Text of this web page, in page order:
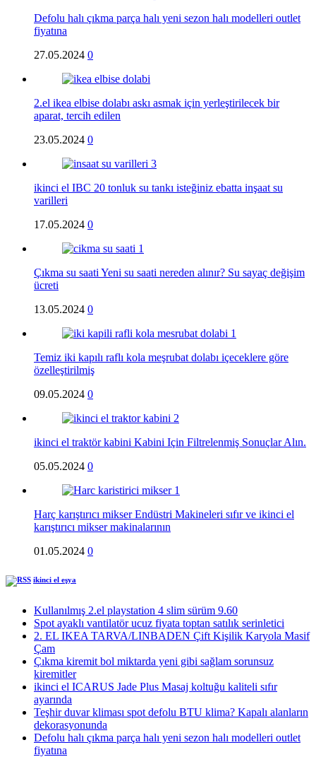
Defolu halı çıkma parça halı yeni sezon halı modelleri outlet
fiyatına
27.05.2024 0
2.el ikea elbise dolabı askı asmak için yerleştirilecek bir
aparat, tercih edilen
23.05.2024 0
ikinci el IBC 20 tonluk su tankı isteğiniz ebatta inşaat su
varilleri
17.05.2024 0
Çıkma su saati Yeni su saati nereden alınır? Su sayaç değişim
ücreti
13.05.2024 0
Temiz iki kapılı raflı kola meşrubat dolabı içeceklere göre
özelleştirilmiş
09.05.2024 0
ikinci el traktör kabini Kabini Için Filtrelenmiş Sonuçlar Alın.
05.05.2024 0
Harç karıştırıcı mikser Endüstri Makineleri sıfır ve ikinci el
karıştırıcı mikser makinalarının
01.05.2024 0
ikinci el eşya
Kullanılmış 2.el playstation 4 slim sürüm 9.60
Spot ayaklı vantilatör ucuz fiyata toptan satılık serinletici
2. EL IKEA TARVA/LINBADEN Çift Kişilik Karyola Masif
Çam
Çıkma kiremit bol miktarda yeni gibi sağlam sorunsuz
kiremitler
ikinci el ICARUS Jade Plus Masaj koltuğu kaliteli sıfır
ayarında
Teşhir duvar kliması spot defolu BTU klima? Kapalı alanların
dekorasyonunda
Defolu halı çıkma parça halı yeni sezon halı modelleri outlet
fiyatına